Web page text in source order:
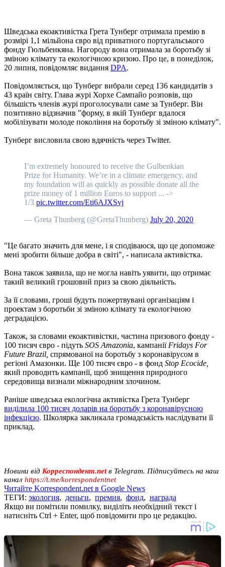
Шведська екоактивістка Грета Тунберг отримала премію в
розмірі 1,1 мільйона євро від приватного португальського
фонду Гюльбенкяна. Нагороду вона отримала за боротьбу зі
зміною клімату та екологічною кризою. Про це, в понеділок,
20 липня, повідомляє видання DPA.
Повідомляється, що Тунберг вибрали серед 136 кандидатів з
43 країн світу. Глава журі Хорхе Сампайо розповів, що
більшість членів журі проголосували саме за Тунберг. Він
позитивно відзначив "форму, в якій Тунберг вдалося
мобілізувати молоде покоління на боротьбу зі зміною клімату".
Тунберг висловила свою вдячність через Twitter.
I’m extremely honoured to receive the Gulbenkian
Prize for Humanity. We’re in a climate emergency, and
my foundation will as quickly as possible donate all the
prize money of 1 million Euros to support ... ->
1/3 pic.twitter.com/Eti6AJXSvj
— Greta Thunberg (@GretaThunberg) July 20, 2020
"Це багато значить для мене, і я сподіваюся, що це допоможе
мені зробити більше добра в світі", - написала активістка.
Вона також заявила, що не могла навіть уявити, що отримає
такий великий грошовий приз за свою діяльність.
За її словами, гроші будуть пожертвувані організаціям і
проектам з боротьби зі зміною клімату та екологічною
деградацією.
Також, за словами екоактивістки, частина призового фонду -
100 тисяч євро - підуть SOS Amazonia, кампанії Fridays For
Future Brazil, спрямованої на боротьбу з коронавірусом в
регіоні Амазонки. Ще 100 тисяч євро - в фонд Stop Ecocide,
який проводить кампанії, щоб знищення природного
середовища визнали міжнародним злочином.
Раніше шведська екологічна активістка Грета Тунберг
виділила 100 тисяч доларів на боротьбу з коронавірусною
інфекцією. Школярка закликала громадськість наслідувати її
приклад.
Новини від Корреспондент.netв Telegram. Підписуйтесь на наш
канал https://t.me/korrespondentnet
Читайте Korrespondent.net в Google News
ТЕГИ: экология, деньги, премия, фонд, награда
Якщо ви помітили помилку, виділіть необхідний текст і
натисніть Ctrl + Enter, щоб повідомити про це редакцію.